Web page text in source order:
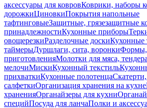
аксессуары для ковровКоврики, наборы
дорожкиЦиновкиПокрытия напольные
тафтинговыеЗащитные, грязезащитные
принадлежностиКухонные приборы
овощерезкиРазделочные доскиКухонные
таймерыДуршлаги, сита, воронкиФормы,
приготовленияМолотки для мяса,
мелочиМискиКухонный текстиль
прихваткиКухонные полотенца
салфеткиОрганизация хранения на кухне
храненияОрганайзеры для кухни
специйПосуда для ланчаПолки и